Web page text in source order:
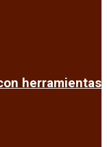
herramientas